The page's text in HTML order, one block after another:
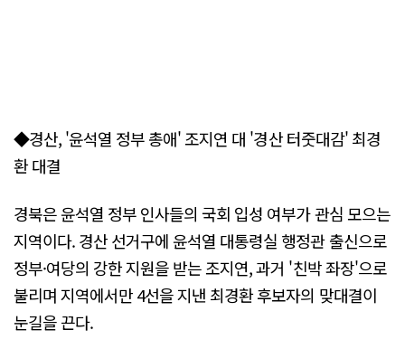
◆경산, '윤석열 정부 총애' 조지연 대 '경산 터줏대감' 최경
환 대결
경북은 윤석열 정부 인사들의 국회 입성 여부가 관심 모으는
지역이다. 경산 선거구에 윤석열 대통령실 행정관 출신으로
정부·여당의 강한 지원을 받는 조지연, 과거 '친박 좌장'으로
불리며 지역에서만 4선을 지낸 최경환 후보자의 맞대결이
눈길을 끈다.